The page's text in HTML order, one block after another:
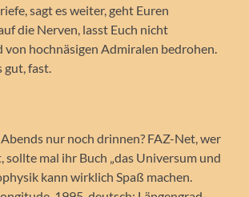
sagt es weiter, geht Euren
die Nerven, lasst Euch nicht
hochnäsigen Admiralen bedrohen.
gut, fast.
nur noch drinnen? FAZ-Net, wer
sollte mal ihr Buch „das Universum und
kann wirklich Spaß machen.